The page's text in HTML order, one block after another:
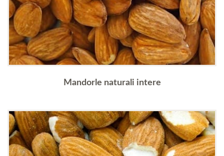
Mandorle naturali intere